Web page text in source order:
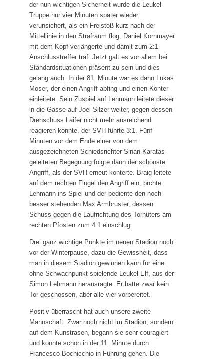
der nun wichtigen Sicherheit wurde die Leukel-
Truppe nur vier Minuten später wieder
verunsichert, als ein Freistoß kurz nach der
Mittellinie in den Strafraum flog, Daniel Kornmayer
mit dem Kopf verlängerte und damit zum 2:1
Anschlusstreffer traf. Jetzt galt es vor allem bei
Standardsituationen präsent zu sein und dies
gelang auch. In der 81. Minute war es dann Lukas
Moser, der einen Angriff abfing und einen Konter
einleitete. Sein Zuspiel auf Lehmann leitete dieser
in die Gasse auf Joel Silzer weiter, gegen dessen
Drehschuss Laifer nicht mehr ausreichend
reagieren konnte, der SVH führte 3:1. Fünf
Minuten vor dem Ende einer von dem
ausgezeichneten Schiedsrichter Sinan Karatas
geleiteten Begegnung folgte dann der schönste
Angriff, als der SVH erneut konterte. Braig leitete
auf dem rechten Flügel den Angriff ein, brchte
Lehmann ins Spiel und der bediente den noch
besser stehenden Max Armbruster, dessen
Schuss gegen die Laufrichtung des Torhüters am
rechten Pfosten zum 4:1 einschlug.
Drei ganz wichtige Punkte im neuen Stadion noch
vor der Winterpause, dazu die Gewissheit, dass
man in diesem Stadion gewinnen kann für eine
ohne Schwachpunkt spielende Leukel-Elf, aus der
Simon Lehmann herausragte. Er hatte zwar kein
Tor geschossen, aber alle vier vorbereitet.
Positiv überrascht hat auch unsere zweite
Mannschaft. Zwar noch nicht im Stadion, sondern
auf dem Kunstrasen, begann sie sehr couragiert
und konnte schon in der 11. Minute durch
Francesco Bochicchio in Führung gehen. Die